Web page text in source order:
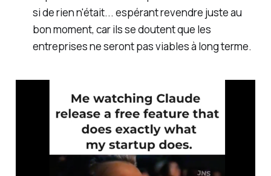
si de rien n'était... espérant revendre juste au
bon moment, car ils se doutent que les
entreprises ne seront pas viables à long terme.